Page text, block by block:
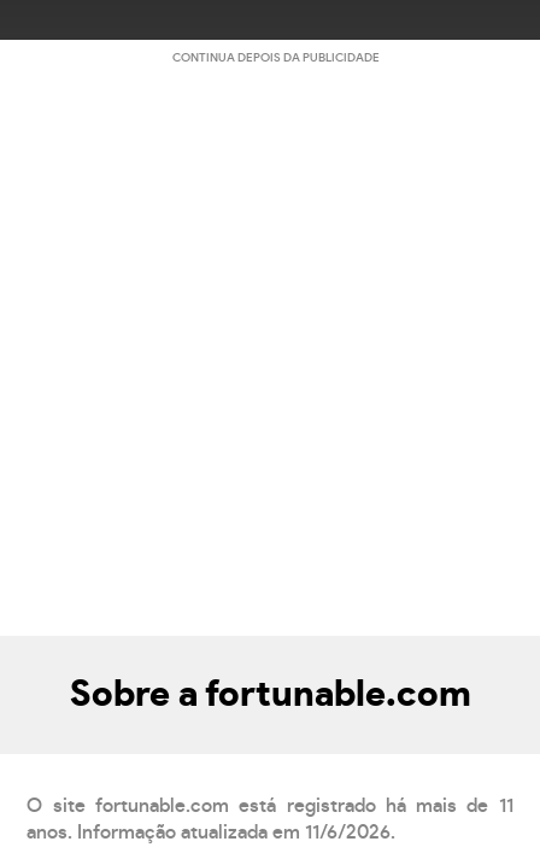
CONTINUA DEPOIS DA PUBLICIDADE
Sobre a fortunable.com
O site fortunable.com está registrado há mais de 11
anos. Informação atualizada em 11/6/2026.